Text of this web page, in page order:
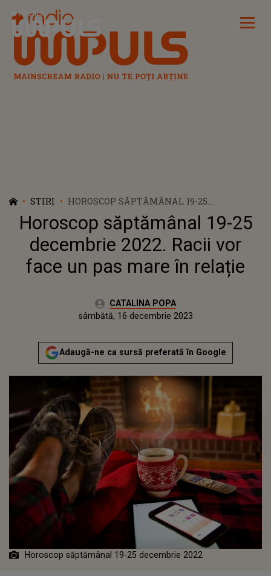
Radio Impuls
STIRI
HOROSCOP SĂPTĂMÂNAL 19-25
DECEMBRIE 2022. RACII VOR FACE UN PAS
MARE ÎN RELAȚIE
Horoscop săptămânal 19-25
decembrie 2022. Racii vor
face un pas mare în relație
Autor:CATALINA POPA
vineri, 16 decembrie 2022
Actualizat:
sâmbătă, 16 decembrie 2023
Adaugă-ne ca sursă preferată în Google
Horoscop săptămânal 19-25 decembrie 2022